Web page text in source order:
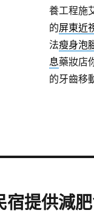
養工程施
的屏東近
法瘦身泡
息藥妝店
的牙齒移
宿提供減